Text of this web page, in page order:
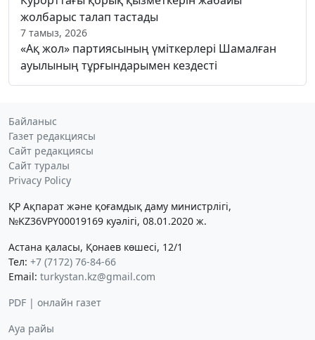
жолбарыс талап тастады
7 тамыз, 2026
«Ақ жол» партиясының үміткерлері Шамалған
ауылының тұрғындарымен кездесті
Байланыс
Газет редакциясы
Сайт редакциясы
Сайт туралы
Privacy Policy
ҚР Ақпарат және қоғамдық даму министрлігі,
№KZ36VPY00019169 куәлігі, 08.01.2020 ж.
Астана қаласы, Қонаев көшесі, 12/1
Тел: +7 (7172) 76-84-66
Email: turkystan.kz@gmail.com
PDF | онлайн газет
Ауа райы